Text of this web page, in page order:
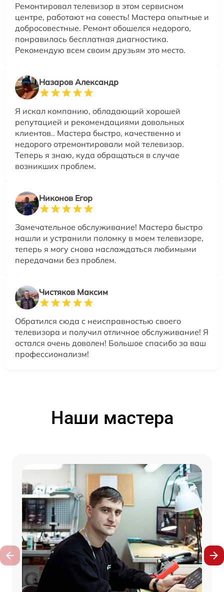
Ремонтировал телевизор в этом сервисном
центре, работают на совесть! Мастера опытные и
добросовестные. Ремонт обошелся недорого,
понравилась бесплатная диагностика.
Рекомендую всем своим друзьям это место.
Назаров Александр
Я искал компанию, обладающий хорошей
репутацией и рекомендациями довольных
клиентов.. Мастера быстро, качественно и
недорого отремонтировали мой телевизор.
Теперь я знаю, куда обращаться в случае
возникших проблем.
Никонов Егор
Замечательное обслуживание! Мастера быстро
нашли и устранили поломку в моем телевизоре,
теперь я могу снова наслаждаться любимыми
передачами без проблем.
Чистяков Максим
Обратился сюда с неисправностью своего
телевизора и получил отличное обслуживание! Я
остался очень доволен! Большое спасибо за ваш
профессионализм!
Наши мастера